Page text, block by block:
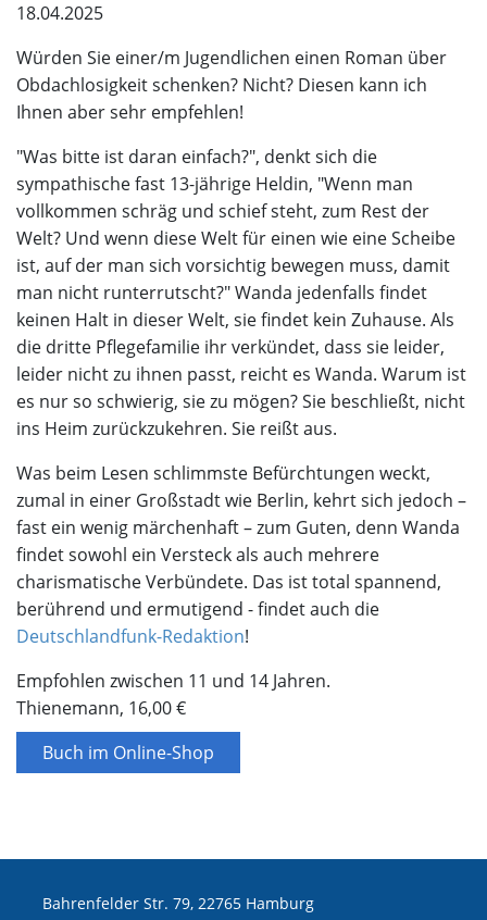
18.04.2025
Würden Sie einer/m Jugendlichen einen Roman über
Obdachlosigkeit schenken? Nicht? Diesen kann ich
Ihnen aber sehr empfehlen!
"Was bitte ist daran einfach?", denkt sich die
sympathische fast 13-jährige Heldin, "Wenn man
vollkommen schräg und schief steht, zum Rest der
Welt? Und wenn diese Welt für einen wie eine Scheibe
ist, auf der man sich vorsichtig bewegen muss, damit
man nicht runterrutscht?" Wanda jedenfalls findet
keinen Halt in dieser Welt, sie findet kein Zuhause. Als
die dritte Pflegefamilie ihr verkündet, dass sie leider,
leider nicht zu ihnen passt, reicht es Wanda. Warum ist
es nur so schwierig, sie zu mögen? Sie beschließt, nicht
ins Heim zurückzukehren. Sie reißt aus.
Was beim Lesen schlimmste Befürchtungen weckt,
zumal in einer Großstadt wie Berlin, kehrt sich jedoch –
fast ein wenig märchenhaft – zum Guten, denn Wanda
findet sowohl ein Versteck als auch mehrere
charismatische Verbündete. Das ist total spannend,
berührend und ermutigend - findet auch die
Deutschlandfunk-Redaktion!
Empfohlen zwischen 11 und 14 Jahren.
Thienemann, 16,00 €
Buch im Online-Shop
Bahrenfelder Str. 79, 22765 Hamburg